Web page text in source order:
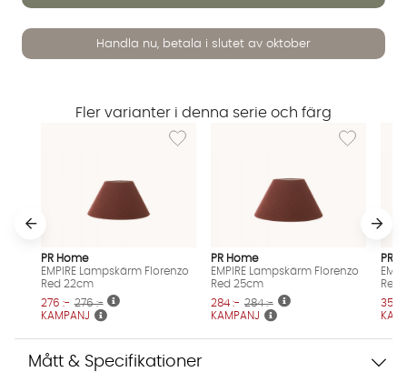
Handla nu, betala i slutet av oktober
Fler varianter i denna serie och färg
Lägg till i önskelista: EMPIRE Lampskärm
PR Home
EMPIRE Lampskärm Florenzo
Red 22cm
KAMPANJ
276 :- 276 :-
Lägg till i
PR Home
EMPIRE Lampskärm Florenzo
Red 25cm
KAMPANJ
284 :- 284 :-
PR
Red
356
Mått & Specifikationer
inte dina uppgifter med tredje part. Läs mer i vår
integritetspolicy.
Jag godkänner att konversationen sparas